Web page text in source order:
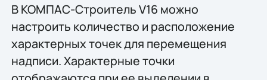
В КОМПАС-Строитель V16 можно
настроить количество и расположение
характерных точек для перемещения
надписи. Характерные точки